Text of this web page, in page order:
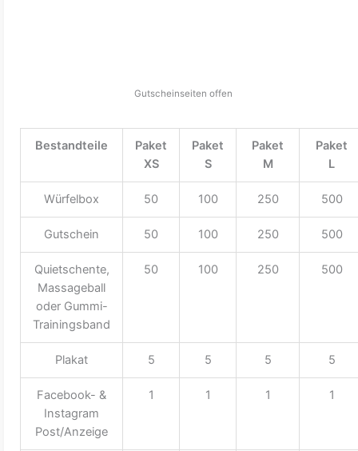
Gutscheinseiten offen
Bestandteile
Paket
XS
Paket
S
Paket
M
Paket
L
Würfelbox 50 100 250 500
Gutschein 50 100 250 500
Quietschente,
Massageball
oder Gummi-
Trainingsband
50 100 250 500
Plakat 5 5 5 5
Facebook- &
Instagram
Post/Anzeige
1 1 1 1